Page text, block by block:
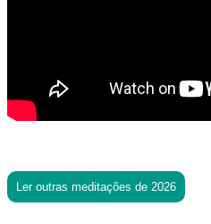
Ler outras meditações de 2026